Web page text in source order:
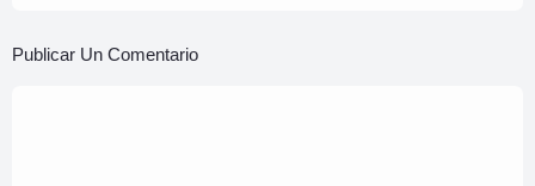
Publicar Un Comentario